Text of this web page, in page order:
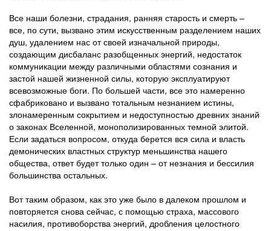
Все наши болезни, страдания, ранняя старость и смерть –
все, по сути, вызвано этим искусственным разделением наших
душ, удалением нас от своей изначальной природы,
создающим дисбаланс разобщенных энергий, недостаток
коммуникации между различными областями сознания и
застой нашей жизненной силы, которую эксплуатируют
всевозможные боги. По большей части, все это намеренно
сфабриковано и вызвано тотальным незнанием истины,
злонамеренным сокрытием и недоступностью древних знаний
о законах Вселенной, монополизированных темной элитой.
Если задаться вопросом, откуда берется вся сила и власть
демонических властных структур меньшинства нашего
общества, ответ будет только один – от незнания и бессилия
большинства остальных.
Вот таким образом, как это уже было в далеком прошлом и
повторяется снова сейчас, с помощью страха, массового
насилия, противоборства энергий, дробления целостного